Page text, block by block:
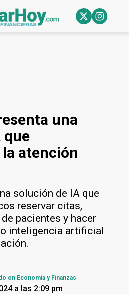
una
que
atención
solución de IA que
reservar citas,
pacientes y hacer
inteligencia artificial
en Economía y Finanzas
a las 2:09 pm